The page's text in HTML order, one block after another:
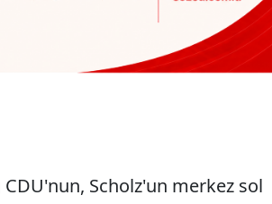
Scholz'un merkez sol